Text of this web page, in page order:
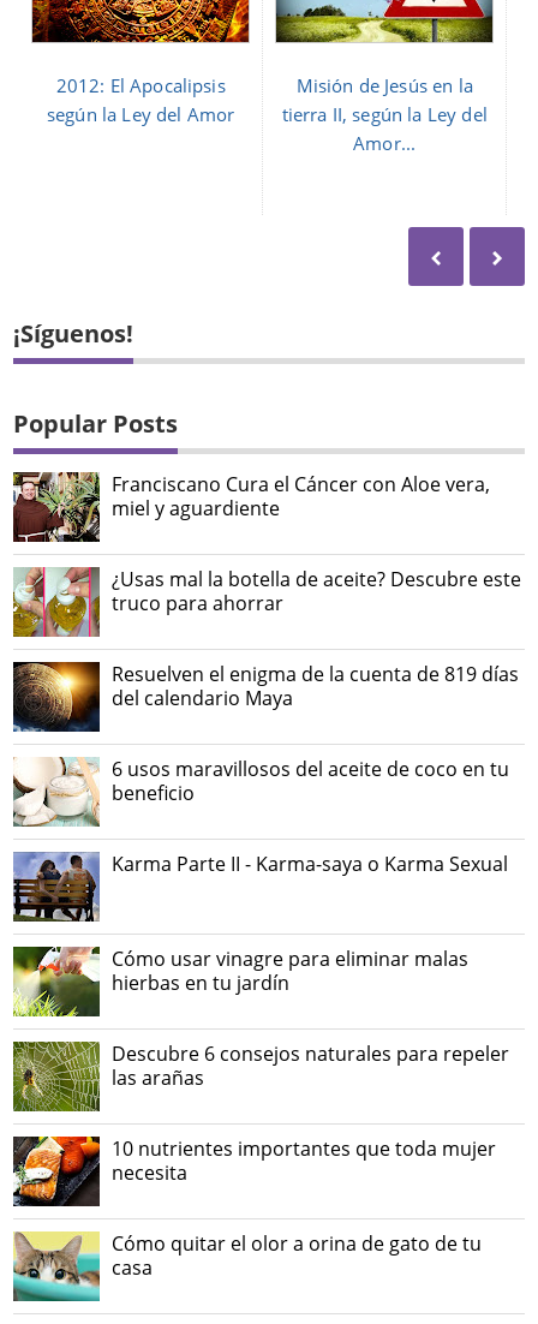
2012: El Apocalipsis
según la Ley del Amor
Misión de Jesús en la
tierra II, según la Ley del
Amor...
¡Síguenos!
Popular Posts
Franciscano Cura el Cáncer con Aloe vera,
miel y aguardiente
¿Usas mal la botella de aceite? Descubre este
truco para ahorrar
Resuelven el enigma de la cuenta de 819 días
del calendario Maya
6 usos maravillosos del aceite de coco en tu
beneficio
Karma Parte II - Karma-saya o Karma Sexual
Cómo usar vinagre para eliminar malas
hierbas en tu jardín
Descubre 6 consejos naturales para repeler
las arañas
10 nutrientes importantes que toda mujer
necesita
Cómo quitar el olor a orina de gato de tu
casa